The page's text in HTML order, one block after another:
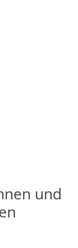
und